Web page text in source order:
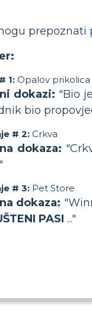
prepoznati
1: Opalov prikolica
dokazi: "Bio
bio
# 2: Crkva
dokaza:
# 3: Pet Store
dokaza:
PASI ..."